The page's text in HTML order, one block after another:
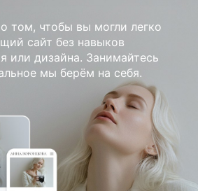
том, чтобы вы могли легко
сайт без навыков
или дизайна. Занимайтесь
мы берём на себя.